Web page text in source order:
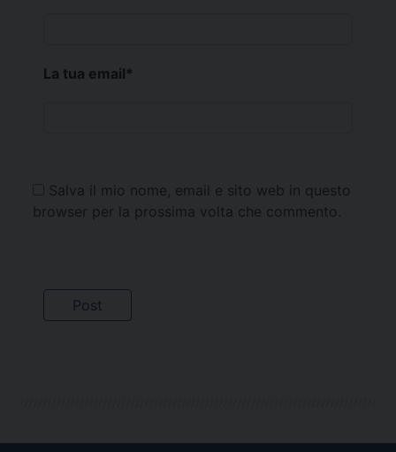
La tua email*
Salva il mio nome, email e sito web in questo
browser per la prossima volta che commento.